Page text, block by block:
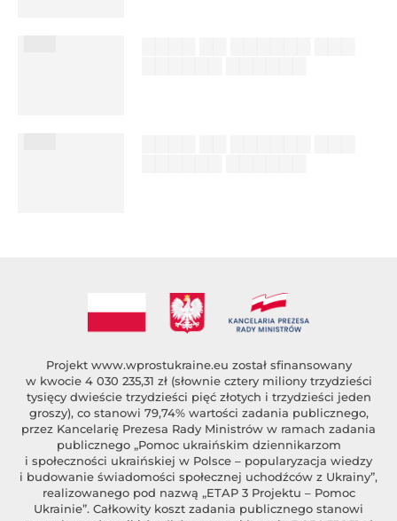
Projekt www.wprostukraine.eu został sfinansowany
w kwocie 4 030 235,31 zł (słownie cztery miliony trzydzieści
tysięcy dwieście trzydzieści pięć złotych i trzydzieści jeden
groszy), co stanowi 79,74% wartości zadania publicznego,
przez Kancelarię Prezesa Rady Ministrów w ramach zadania
publicznego „Pomoc ukraińskim dziennikarzom
i społeczności ukraińskiej w Polsce – popularyzacja wiedzy
i budowanie świadomości społecznej uchodźców z Ukrainy”,
realizowanego pod nazwą „ETAP 3 Projektu – Pomoc
Ukrainie”. Całkowity koszt zadania publicznego stanowi